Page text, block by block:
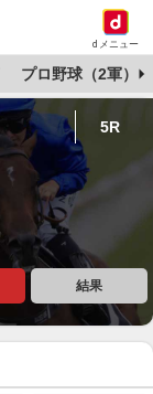
dメニュー
プロ野球（2軍）
5R
結果